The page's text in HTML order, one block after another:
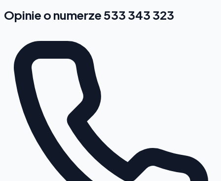
Opinie o numerze 533 343 323